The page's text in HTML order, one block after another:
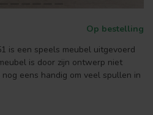
Op bestelling
is een speels meubel uitgevoerd
is door zijn ontwerp niet
eens handig om veel spullen in